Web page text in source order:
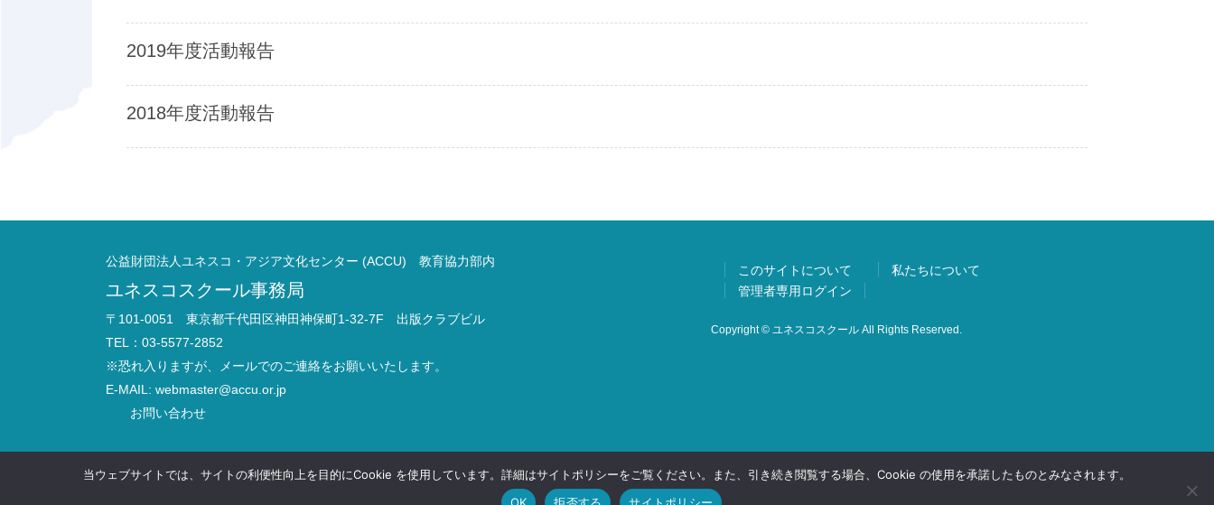
2019年度活動報告
2018年度活動報告
公益財団法人ユネスコ・アジア文化センター (ACCU) 教育協力部内
ユネスコスクール事務局
〒101-0051 東京都千代田区神田神保町1-32-7F 出版クラブビル
TEL：03-5577-2852
※恐れ入りますが、メールでのご連絡をお願いいたします。
E-MAIL: webmaster@accu.or.jp
お問い合わせ
このサイトについて
私たちについて
管理者専用ログイン
Copyright © ユネスコスクール All Rights Reserved.
当ウェブサイトでは、サイトの利便性向上を目的にCookie を使用しています。詳細はサイトポリシーをご覧ください。また、引き続き閲覧する場合、Cookie の使用を承諾したものとみなされます。
OK
拒否する サイトポリシー